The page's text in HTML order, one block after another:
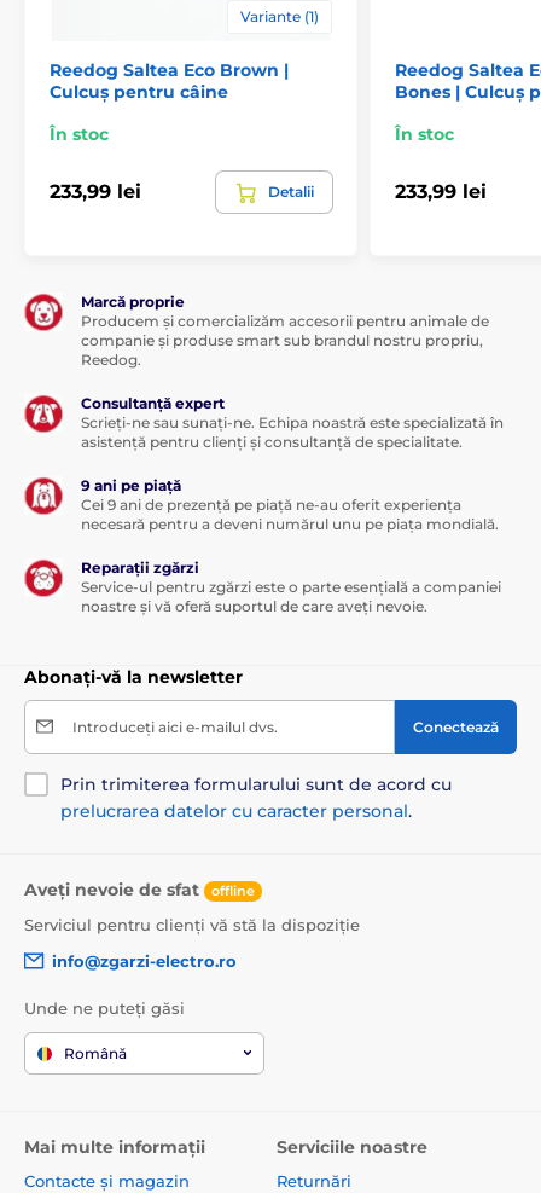
Variante (1)
Reedog Saltea Eco Brown |
Culcuș pentru câine
În stoc
233,99 lei Detalii
Reedog Saltea
Bones | Culcuș
În stoc
233,99 lei
Marcă proprie
Producem și comercializăm accesorii pentru animale de
companie și produse smart sub brandul nostru propriu,
Reedog.
Consultanță expert
Scrieți-ne sau sunați-ne. Echipa noastră este specializată în
asistență pentru clienți și consultanță de specialitate.
9 ani pe piață
Cei 9 ani de prezență pe piață ne-au oferit experiența
necesară pentru a deveni numărul unu pe piața mondială.
Reparații zgărzi
Service-ul pentru zgărzi este o parte esențială a companiei
noastre și vă oferă suportul de care aveți nevoie.
Abonați-vă la newsletter
Introduceți aici e-mailul dvs. Conectează
Prin trimiterea formularului sunt de acord cu
prelucrarea datelor cu caracter personal.
Aveți nevoie de sfat offline
Serviciul pentru clienți vă stă la dispoziție
info@zgarzi-electro.ro
Unde ne puteți găsi
Română
Mai multe informații
Contacte și magazin
Serviciile noastre
Returnări